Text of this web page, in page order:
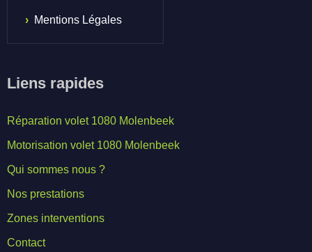
Mentions Légales
Liens rapides
Réparation volet 1080 Molenbeek
Motorisation volet 1080 Molenbeek
Qui sommes nous ?
Nos prestations
Zones interventions
Contact